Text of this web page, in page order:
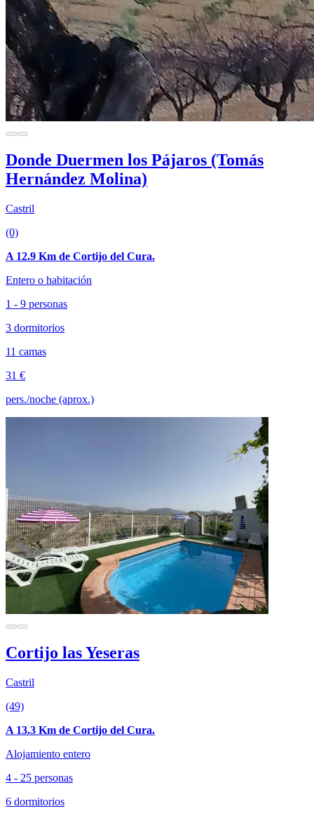
Donde Duermen los Pájaros (Tomás
Hernández Molina)
Castril
(0)
A 12.9 Km de Cortijo del Cura.
Entero o habitación
1 - 9 personas
3 dormitorios
11 camas
31 €
pers./noche (aprox.)
Cortijo las Yeseras
Castril
(49)
A 13.3 Km de Cortijo del Cura.
Alojamiento entero
4 - 25 personas
6 dormitorios